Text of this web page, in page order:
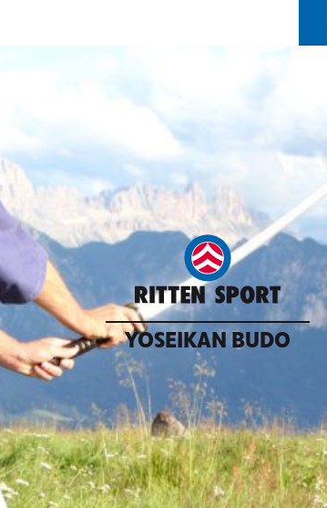
YOSEIKAN BUDO